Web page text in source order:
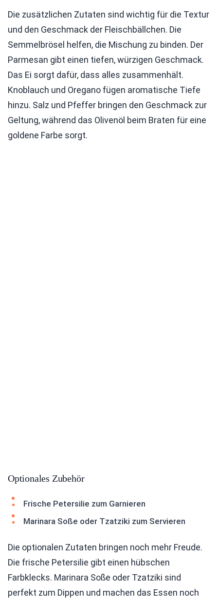
Die zusätzlichen Zutaten sind wichtig für die Textur
und den Geschmack der Fleischbällchen. Die
Semmelbrösel helfen, die Mischung zu binden. Der
Parmesan gibt einen tiefen, würzigen Geschmack.
Das Ei sorgt dafür, dass alles zusammenhält.
Knoblauch und Oregano fügen aromatische Tiefe
hinzu. Salz und Pfeffer bringen den Geschmack zur
Geltung, während das Olivenöl beim Braten für eine
goldene Farbe sorgt.
Optionales Zubehör
Frische Petersilie zum Garnieren
Marinara Soße oder Tzatziki zum Servieren
Die optionalen Zutaten bringen noch mehr Freude.
Die frische Petersilie gibt einen hübschen
Farbklecks. Marinara Soße oder Tzatziki sind
perfekt zum Dippen und machen das Essen noch